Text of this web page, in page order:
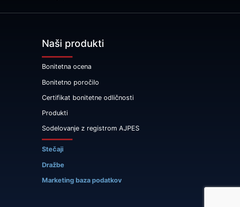
Naši produkti
Bonitetna ocena
Bonitetno poročilo
Certifikat bonitetne odličnosti
Produkti
Sodelovanje z registrom AJPES
Stečaji
Dražbe
Marketing baza podatkov